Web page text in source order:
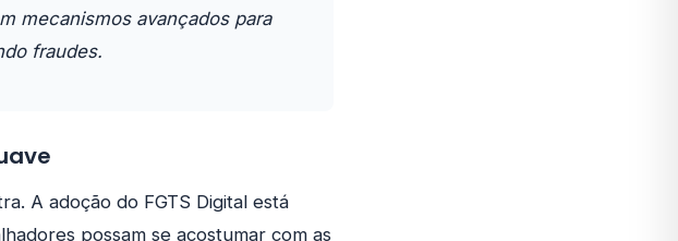
mecanismos avançados para
fraudes.
A adoção do FGTS Digital está
possam se acostumar com as